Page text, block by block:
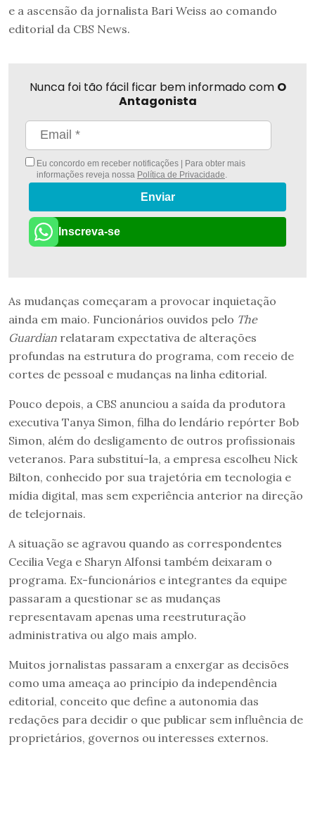
e a ascensão da jornalista Bari Weiss ao comando
editorial da CBS News.
Nunca foi tão fácil ficar bem informado com O
Antagonista
Eu concordo em receber notificações | Para obter mais
informações reveja nossa Política de Privacidade
Enviar
Inscreva-se
As mudanças começaram a provocar inquietação
ainda em maio. Funcionários ouvidos pelo The
Guardian relataram expectativa de alterações
profundas na estrutura do programa, com receio de
cortes de pessoal e mudanças na linha editorial.
Pouco depois, a CBS anunciou a saída da produtora
executiva Tanya Simon, filha do lendário repórter Bob
Simon, além do desligamento de outros profissionais
veteranos. Para substituí-la, a empresa escolheu Nick
Bilton, conhecido por sua trajetória em tecnologia e
mídia digital, mas sem experiência anterior na direção
de telejornais.
A situação se agravou quando as correspondentes
Cecilia Vega e Sharyn Alfonsi também deixaram o
programa. Ex-funcionários e integrantes da equipe
passaram a questionar se as mudanças
representavam apenas uma reestruturação
administrativa ou algo mais amplo.
Muitos jornalistas passaram a enxergar as decisões
como uma ameaça ao princípio da independência
editorial, conceito que define a autonomia das
redações para decidir o que publicar sem influência de
proprietários, governos ou interesses externos.